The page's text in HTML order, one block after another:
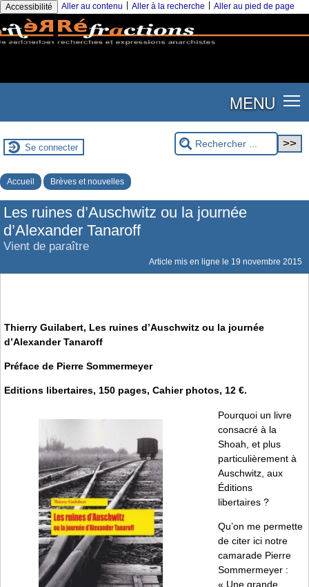
Accessibilité Aller au contenu Aller à la recherche Aller au pied de page
MENU
Se connecter
Accueil Brèves et nouvelles
Les ruines d’Auschwitz ou la journée
d’Alexander Tanaroff
Vient de paraître
Article mis en ligne le 19 novembre 2015
Thierry Guilabert, Les ruines d’Auschwitz ou la journée
d’Alexander Tanaroff
Préface de Pierre Sommermeyer
Editions libertaires, 150 pages, Cahier photos, 12 €.
Pourquoi un livre
consacré à la
Shoah, et plus
particulièrement à
Auschwitz, aux
Éditions
libertaires ?
Qu’on me permette
de citer ici notre
camarade Pierre
Sommermeyer :
« Une grande